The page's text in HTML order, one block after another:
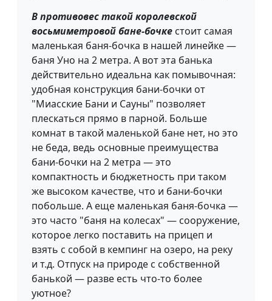
В противовес такой королевской
восьмиметровой бане-бочке стоит самая
маленькая баня-бочка в нашей линейке —
баня Уно на 2 метра. А вот эта банька
действительно идеальна как помывочная:
удобная конструкция бани-бочки от
"Миасские Бани и Сауны" позволяет
плескаться прямо в парной. Больше
комнат в такой маленькой бане нет, но это
не беда, ведь основные преимущества
бани-бочки на 2 метра — это
компактность и бюджетность при таком
же высоком качестве, что и бани-бочки
побольше. А еще маленькая баня-бочка —
это часто "баня на колесах" — сооружение,
которое легко поставить на прицеп и
взять с собой в кемпинг на озеро, на реку
и т.д. Отпуск на природе с собственной
банькой — разве есть что-то более
уютное?